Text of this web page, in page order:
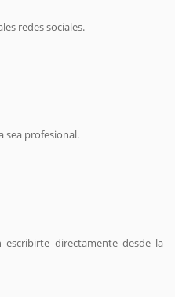
redes sociales.
sea profesional.
directamente desde la